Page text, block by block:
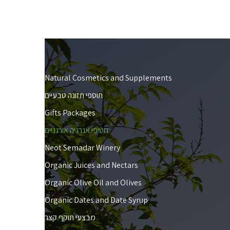
Natural Cosmetics and Supplements
תוספי תזונה טבעיים
Gifts Packages
חטיפי אנרגיה אורגניים
Neot Semadar Winery
Organic Juices and Nectars
Organic Olive Oil and Olives
Organic Dates and Date Syrup
מבצעי תוקף קצר